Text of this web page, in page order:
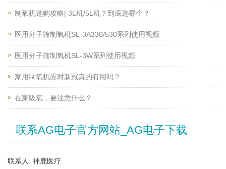
制氧机选购攻略| 3L机/5L机？到底选哪个？
医用分子筛制氧机SL-3A330/530系列使用视频
医用分子筛制氧机SL-3W系列使用视频
家用制氧机应对新冠真的有用吗？
在家吸氧，要注意什么？
联系AG电子官方网站_AG电子下载
联系人: 神鹿医疗